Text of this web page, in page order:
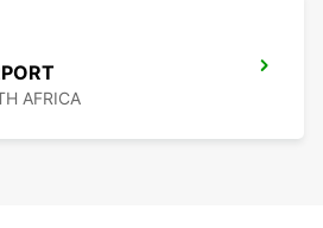
AFRICA